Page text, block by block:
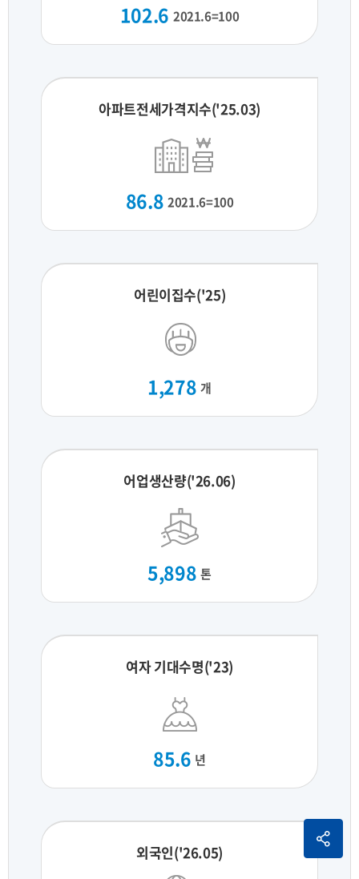
102.6 2021.6=100
아파트전세가격지수('25.03)
86.8 2021.6=100
어린이집수('25)
1,278 개
어업생산량('26.06)
5,898 톤
여자 기대수명('23)
85.6 년
외국인('26.05)